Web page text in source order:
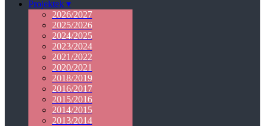
Projektek ▾
2026/2027
2025/2026
2024/2025
2023/2024
2021/2022
2020/2021
2018/2019
2016/2017
2015/2016
2014/2015
2013/2014